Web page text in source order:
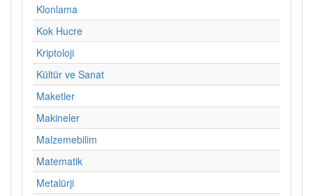
Klonlama
Kok Hucre
Kriptoloji
Kültür ve Sanat
Maketler
Makineler
Malzemebilim
Matematik
Metalürji